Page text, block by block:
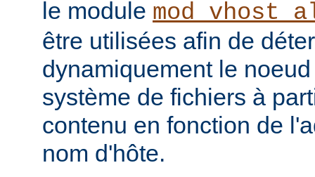
le module
être utilisées afin de
dynamiquement le
système de fichiers à
contenu en fonction de
nom d'hôte.